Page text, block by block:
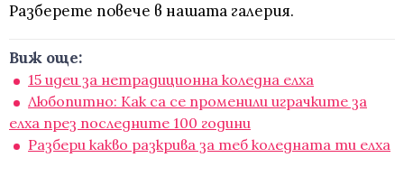
Разберете повече в нашата галерия.
Виж още:
15 идеи за нетрадиционна коледна елха
Любопитно: Как са се променили играчките за
елха през последните 100 години
Разбери какво разкрива за теб коледната ти елха